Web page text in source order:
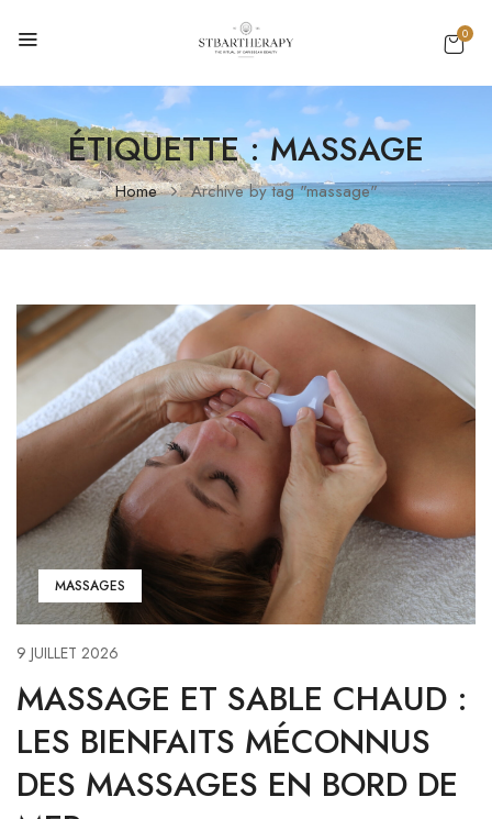
0
ÉTIQUETTE :MASSAGE
Home Archive by tag "massage"
MASSAGES
9 JUILLET 2026
MASSAGE ET SABLE CHAUD :
LES BIENFAITS MÉCONNUS
DES MASSAGES EN BORD DE